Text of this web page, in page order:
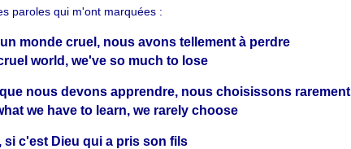
paroles qui m'ont marquées :
monde cruel, nous avons tellement à perdre
world, we've so much to lose
que nous devons apprendre, nous choisissons rarement
we have to learn, we rarely choose
si c'est Dieu qui a pris son fils